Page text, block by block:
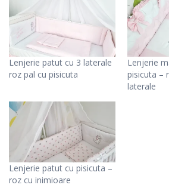
Lenjerie patut cu 3 laterale
roz pal cu pisicuta
Lenjerie
pisicuta –
laterale
Lenjerie patut cu pisicuta –
roz cu inimioare